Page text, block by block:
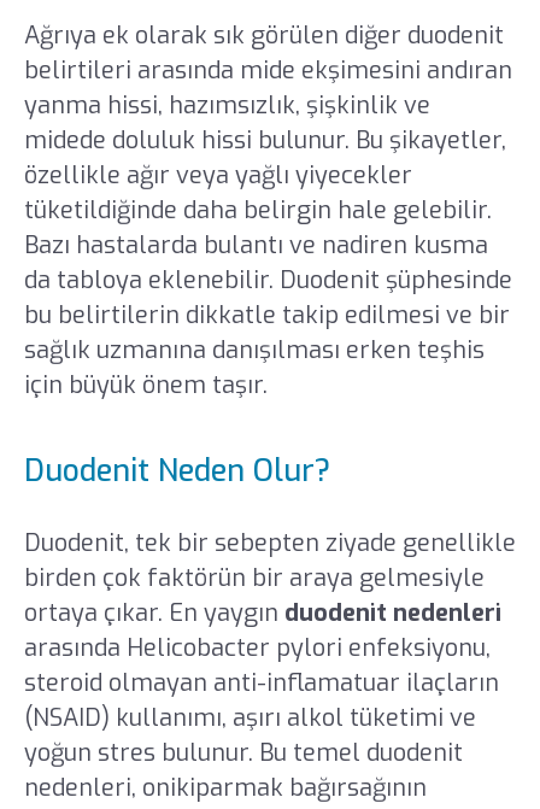
Ağrıya ek olarak sık görülen diğer duodenit
belirtileri arasında mide ekşimesini andıran
yanma hissi, hazımsızlık, şişkinlik ve
midede doluluk hissi bulunur. Bu şikayetler,
özellikle ağır veya yağlı yiyecekler
tüketildiğinde daha belirgin hale gelebilir.
Bazı hastalarda bulantı ve nadiren kusma
da tabloya eklenebilir. Duodenit şüphesinde
bu belirtilerin dikkatle takip edilmesi ve bir
sağlık uzmanına danışılması erken teşhis
için büyük önem taşır.
Duodenit Neden Olur?
Duodenit, tek bir sebepten ziyade genellikle
birden çok faktörün bir araya gelmesiyle
ortaya çıkar. En yaygın duodenit nedenleri
arasında Helicobacter pylori enfeksiyonu,
steroid olmayan anti-inflamatuar ilaçların
(NSAID) kullanımı, aşırı alkol tüketimi ve
yoğun stres bulunur. Bu temel duodenit
nedenleri, onikiparmak bağırsağının